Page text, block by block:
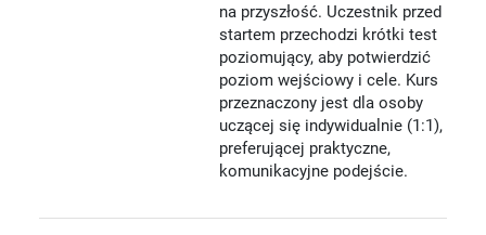
na przyszłość. Uczestnik przed
startem przechodzi krótki test
poziomujący, aby potwierdzić
poziom wejściowy i cele. Kurs
przeznaczony jest dla osoby
uczącej się indywidualnie (1:1),
preferującej praktyczne,
komunikacyjne podejście.